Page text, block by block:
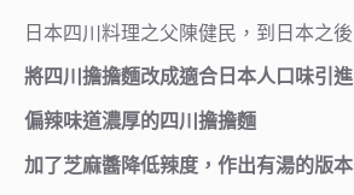
日本四川料理之父陳健民，到日本之後
將四川擔擔麵改成適合日本人口味引進
偏辣味道濃厚的四川擔擔麵
加了芝麻醬降低辣度，作出有湯的版本